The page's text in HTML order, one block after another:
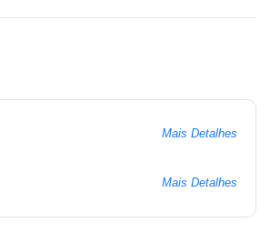
Mais Detalhes
Mais Detalhes